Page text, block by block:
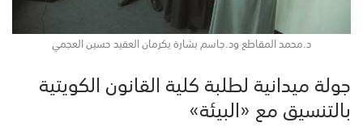
د.محمد المقاطع ود.جاسم بشارة يكرمان العقيد حسين العجمي
جولة ميدانية لطلبة كلية القانون الكويتية
بالتنسيق مع «البيئة»